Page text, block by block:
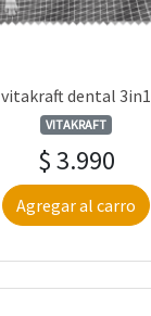
vitakraft dental 3in1
VITAKRAFT
$ 3.990
Agregar al carro